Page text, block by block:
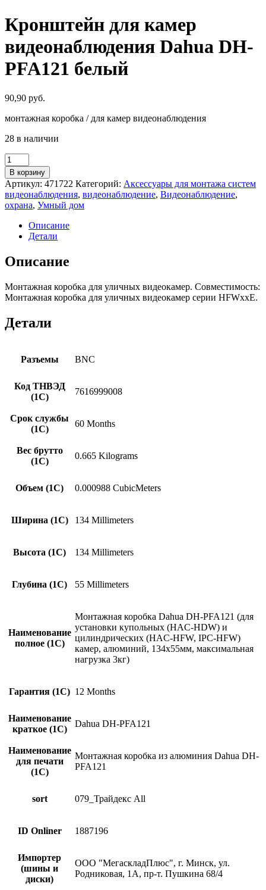
Кронштейн для камер
видеонаблюдения Dahua DH-
PFA121 белый
90,90 руб.
монтажная коробка / для камер видеонаблюдения
28 в наличии
Количество
товара
Кронштейн
для
камер
видеонаблюдения
Dahua
DH-
PFA121
белый
В корзину
Артикул: 471722 Категорий: Аксессуары для монтажа систем
видеонаблюдения, видеонаблюдение, Видеонаблюдение,
охрана, Умный дом
Описание
Детали
Описание
Монтажная коробка для уличных видеокамер. Совместимость:
Монтажная коробка для уличных видеокамер серии HFWxxE.
Детали
Разъемы BNC
Код ТНВЭД
(1С)
7616999008
Срок службы
(1С)
60 Months
Вес брутто
(1С)
0.665 Kilograms
Объем (1С) 0.000988 CubicMeters
Ширина (1С) 134 Millimeters
Высота (1С) 134 Millimeters
Глубина (1С) 55 Millimeters
Наименование
полное (1С)
Монтажная коробка Dahua DH-PFA121 (для
установки купольных (HAC-HDW) и
цилиндрических (HAC-HFW, IPC-HFW)
камер, алюминий, 134х55мм, максимальная
нагрузка 3кг)
Гарантия (1С) 12 Months
Наименование
краткое (1C)
Dahua DH-PFA121
Наименование
для печати
(1С)
Монтажная коробка из алюминия Dahua DH-
PFA121
sort 079_Трайдекс All
ID Onliner 1887196
Импортер
(шины и
диски)
ООО "МегаскладПлюс", г. Минск, ул.
Родниковая, 1А, пр-т. Пушкина 68/4